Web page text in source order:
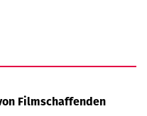
Filmschaffenden